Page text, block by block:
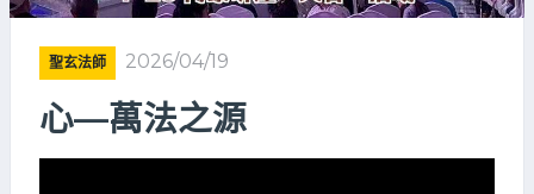
聖玄法師 2026/04/19
心—萬法之源